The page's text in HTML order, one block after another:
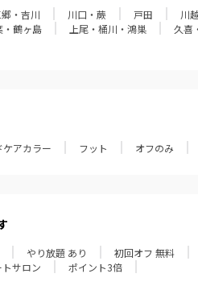
・吉川 川口・蕨 戸田 川
・鶴ヶ島 上尾・桶川・鴻巣 久喜
ケアカラー フット オフのみ
やり放題 あり 初回オフ 無料
サロン ポイント3倍